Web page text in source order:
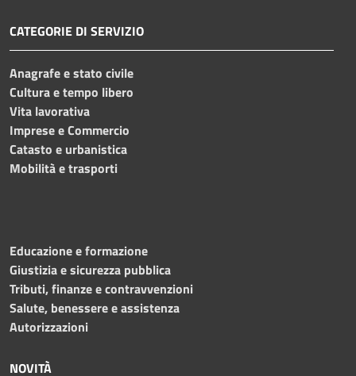
CATEGORIE DI SERVIZIO
Anagrafe e stato civile
Cultura e tempo libero
Vita lavorativa
Imprese e Commercio
Catasto e urbanistica
Mobilità e trasporti
Educazione e formazione
Giustizia e sicurezza pubblica
Tributi, finanze e contravvenzioni
Salute, benessere e assistenza
Autorizzazioni
NOVITÀ